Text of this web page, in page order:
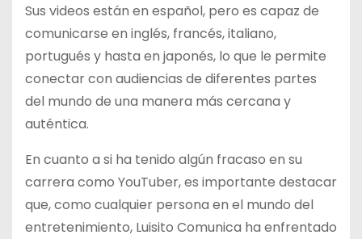
Sus videos están en español, pero es capaz de
comunicarse en inglés, francés, italiano,
portugués y hasta en japonés, lo que le permite
conectar con audiencias de diferentes partes
del mundo de una manera más cercana y
auténtica.
En cuanto a si ha tenido algún fracaso en su
carrera como YouTuber, es importante destacar
que, como cualquier persona en el mundo del
entretenimiento, Luisito Comunica ha enfrentado